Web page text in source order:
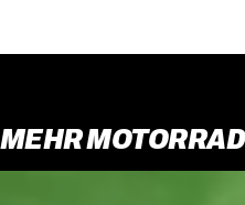
MEHR